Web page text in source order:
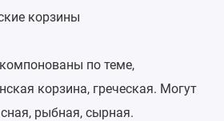
корзины
по теме,
корзина, греческая. Могут
рыбная, сырная.